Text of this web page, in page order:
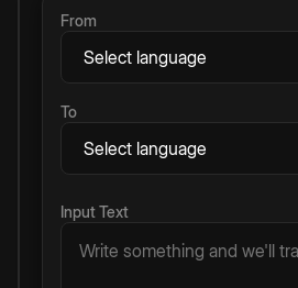
From
To
Input Text